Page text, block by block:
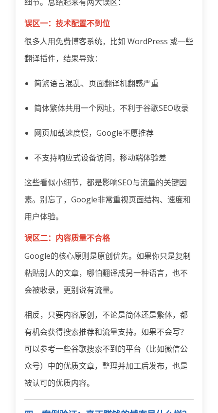
误区一：技术配置不到位
很多人用免费博客系统，比如 WordPress 或一些
翻译插件，结果导致：
简繁语言混乱、页面翻译机翻感严重
简体繁体共用一个网址，不利于谷歌SEO收录
网页加载速度慢，Google不愿推荐
不支持响应式设备访问，移动端体验差
这些看似小细节，都是影响SEO与流量的关键因
素。别忘了，Google非常重视页面结构、速度和
用户体验。
误区二：内容质量不合格
Google的核心原则是原创优先。如果你只是复制
粘贴别人的文章，哪怕翻译成另一种语言，也不
会被收录，更别说有流量。
相反，只要内容原创，不论是简体还是繁体，都
有机会获得搜索推荐和流量支持。如果不会写？
可以参考一些谷歌搜索不到的平台（比如微信公
众号）中的优质文章，整理并加工后发布，也是
被认可的优质内容。